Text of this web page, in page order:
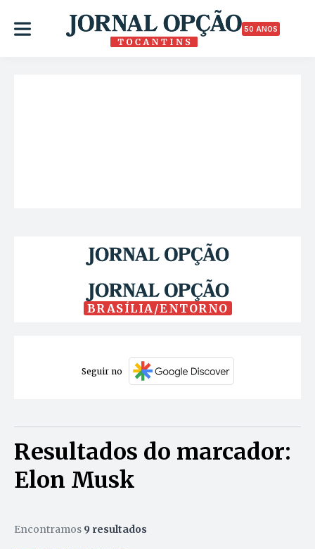
50 ANOS
BRASÍLIA/ENTORNO
Seguir no
Resultados do marcador:
Elon Musk
Encontramos 9 resultados